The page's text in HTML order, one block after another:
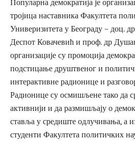
Популарна демократија је
тројица наставника Факултета
Универизитета у Београду – доц.
Деспот Ковачевић и проф. др
организације су промоција
подстицање друштвеног и
интерактивне радионице и
Радионице су осмишљене тако да
активнији и да размишљају о
ставља у средиште одлучивања, а
студенти Факултета политичких